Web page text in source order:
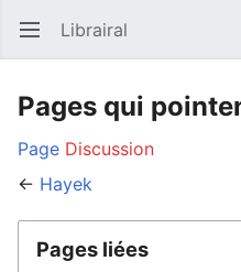
Ouvrir le menu principal Librairal
Pages qui
Page Discussion
← Hayek
Pages liées